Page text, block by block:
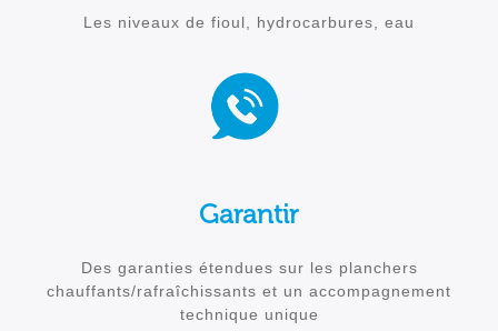
Les niveaux de fioul, hydrocarbures, eau
Garantir
Des garanties étendues sur les planchers
chauffants/rafraîchissants et un accompagnement
technique unique